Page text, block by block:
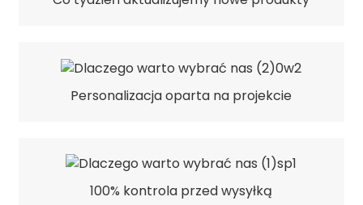
Personalizacja oparta na projekcie
100% kontrola przed wysyłką